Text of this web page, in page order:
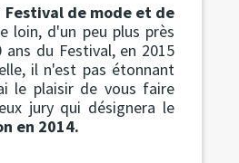
Festival de mode et de
loin, d'un peu plus près
du Festival, en 2015
il n'est pas étonnant
le plaisir de vous faire
jury qui désignera le
en 2014.